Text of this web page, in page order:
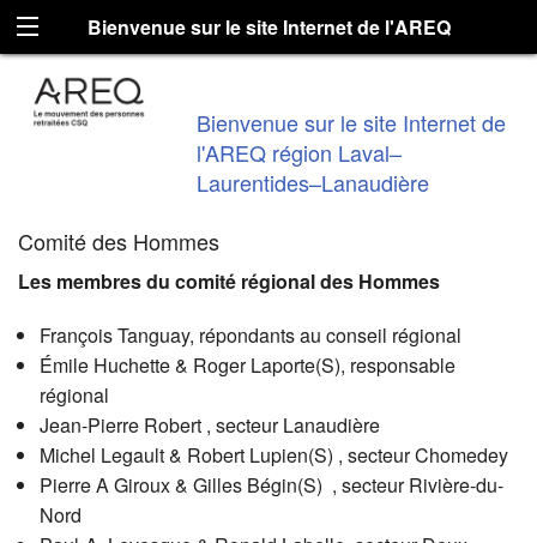
Bienvenue sur le site Internet de l'AREQ
région Laval–Laurentides–Lanaudière
Bienvenue sur le site Internet de
l'AREQ région Laval–
Laurentides–Lanaudière
Comité des Hommes
Les membres du comité régional des Hommes
François Tanguay, répondants au conseil régional
Émile Huchette & Roger Laporte(S), responsable
régional
Jean-Pierre Robert , secteur Lanaudière
Michel Legault & Robert Lupien(S) , secteur Chomedey
Pierre A Giroux & Gilles Bégin(S) , secteur Rivière-du-
Nord